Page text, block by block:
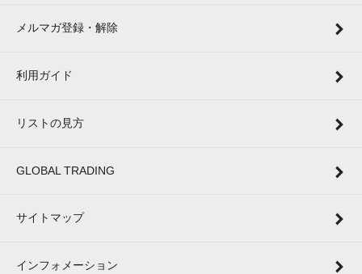
メルマガ登録・解除
利用ガイド
リストの見方
GLOBAL TRADING
サイトマップ
インフォメーション